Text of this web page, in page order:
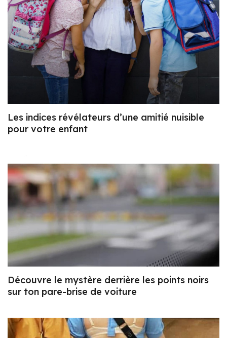
Les indices révélateurs d’une amitié nuisible
pour votre enfant
Découvre le mystère derrière les points noirs
sur ton pare-brise de voiture